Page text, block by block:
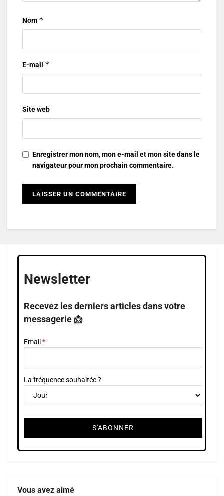
Nom *
E-mail *
Site web
Enregistrer mon nom, mon e-mail et mon site dans le
navigateur pour mon prochain commentaire.
Newsletter
Recevez les derniers articles dans votre
messagerie 📩
Email
La fréquence souhaitée ?
Vous avez aimé